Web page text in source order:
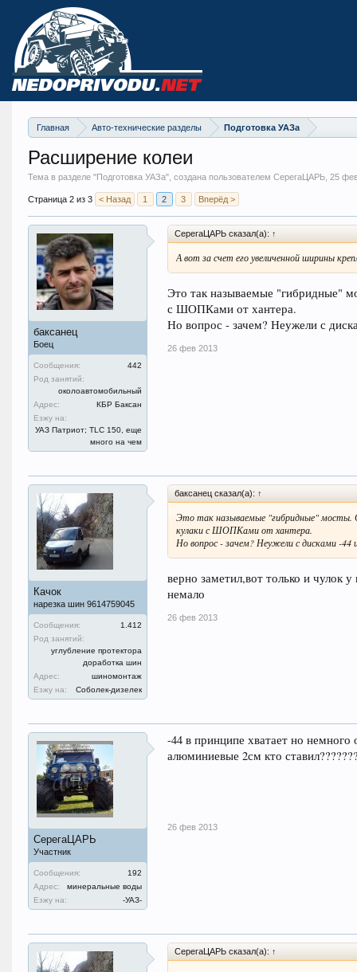
Главная Авто-технические разделы Подготовка УАЗа
Расширение колеи
Тема в разделе "Подготовка УАЗа", создана пользователем СерегаЦАРЬ, 25
Страница 2 из 3 < Назад 1 2 3 Вперёд >
баксанец
Боец
Сообщения:
442
Род занятий:
околоавтомобильный
Адрес:
КБР Баксан
Езжу на:
УАЗ Патриот; TLC 150, еще
много на чем
СерегаЦАРЬ сказал(а): ↑
А вот за счет его увеличенной ширины
Это так называемые "гибридные"
с ШОПКами от хантера.
Но вопрос - зачем? Неужели с
26 фев 2013
Качок
нарезка шин 9614759045
Сообщения:
1.412
Род занятий:
углубление протектора
доработка шин
Адрес:
шиномонтаж
Езжу на:
Соболек-дизелек
баксанец сказал(а): ↑
Это так называемые "гибридные" мосты.
кулаки с ШОПКами от хантера.
Но вопрос - зачем? Неужели с дисками -
верно заметил,вот только и чулок
немало
26 фев 2013
СерегаЦАРЬ
Участник
Сообщения:
192
Адрес:
минеральные воды
Езжу на:
-УАЗ-
-44 в принципе хватает но немного
алюминиевые 2см кто
26 фев 2013
СерегаЦАРЬ сказал(а): ↑